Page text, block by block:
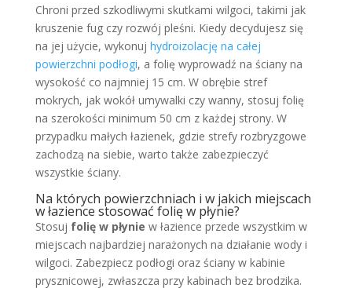
Chroni przed szkodliwymi skutkami wilgoci, takimi jak
kruszenie fug czy rozwój pleśni. Kiedy decydujesz się
na jej użycie, wykonuj hydroizolację na całej
powierzchni podłogi, a folię wyprowadź na ściany na
wysokość co najmniej 15 cm. W obrębie stref
mokrych, jak wokół umywalki czy wanny, stosuj folię
na szerokości minimum 50 cm z każdej strony. W
przypadku małych łazienek, gdzie strefy rozbryzgowe
zachodzą na siebie, warto także zabezpieczyć
wszystkie ściany.
Na których powierzchniach i w jakich miejscach
w łazience stosować folię w płynie?
Stosuj folię w płynie w łazience przede wszystkim w
miejscach najbardziej narażonych na działanie wody i
wilgoci. Zabezpiecz podłogi oraz ściany w kabinie
prysznicowej, zwłaszcza przy kabinach bez brodzika.